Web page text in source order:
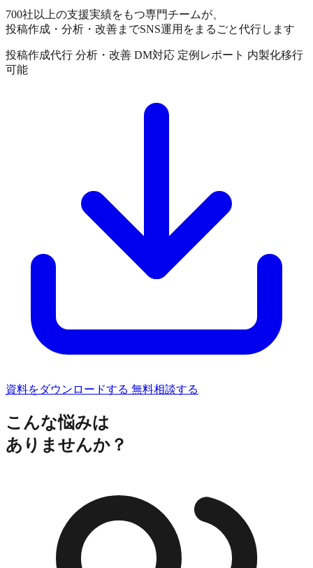
700社以上の支援実績をもつ専門チームが、
投稿作成・分析・改善までSNS運用をまるごと代行します
投稿作成代行 分析・改善 DM対応 定例レポート 内製化移行
可能
資料をダウンロードする 無料相談する
こんな悩みは
ありませんか？